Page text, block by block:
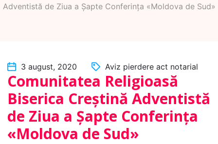
Adventistă de Ziua a Șapte Conferința «Moldova de Sud»
3 august, 2020 Aviz pierdere act notarial
Comunitatea Religioasă
Biserica Creștină Adventistă
de Ziua a Șapte Conferința
«Moldova de Sud»